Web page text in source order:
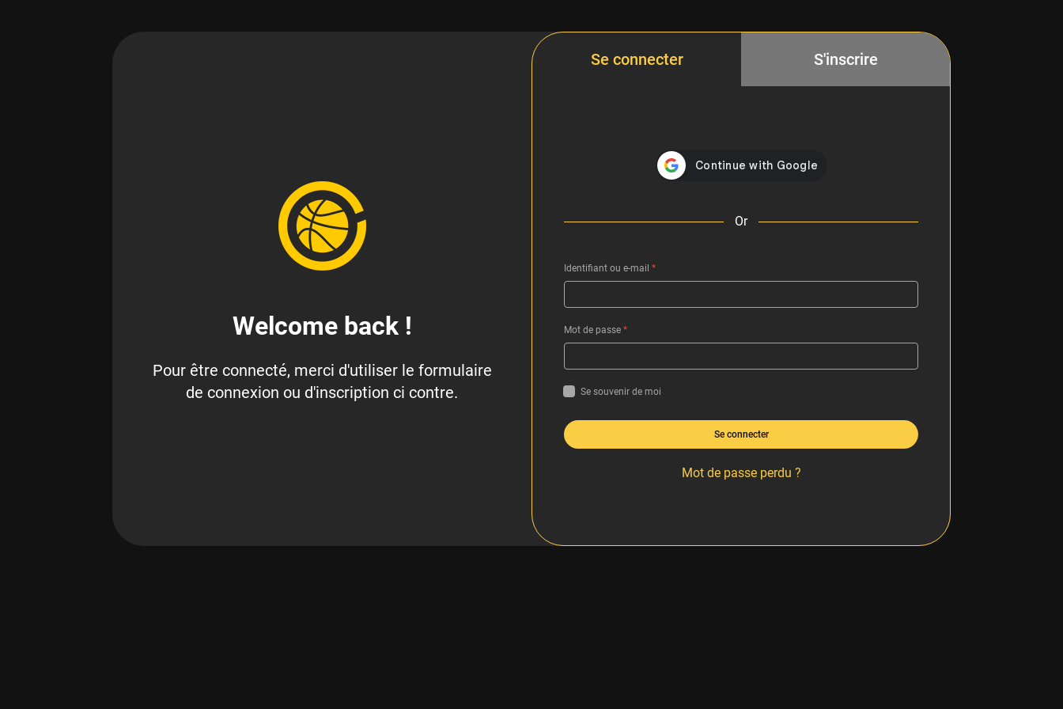
Welcome back !
Pour être connecté, merci d'utiliser le formulaire
de connexion ou d'inscription ci contre.
Se connecter S'inscrire
Or
Identifiant ou e-mail *
Mot de passe *
Se souvenir de moi
Se connecter
Mot de passe perdu ?